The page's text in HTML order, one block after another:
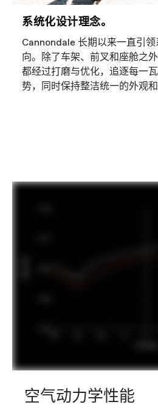
系统化设计理念。
Cannondale 长期以来一直引
向。除了车架、前叉和座舱之
都经过打磨与优化，追逐每一
势，同时保持整洁统一的外观和
空气动力学性能